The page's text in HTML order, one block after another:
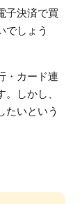
子決済で買
でしょう
・カード連
しかし、
たいという